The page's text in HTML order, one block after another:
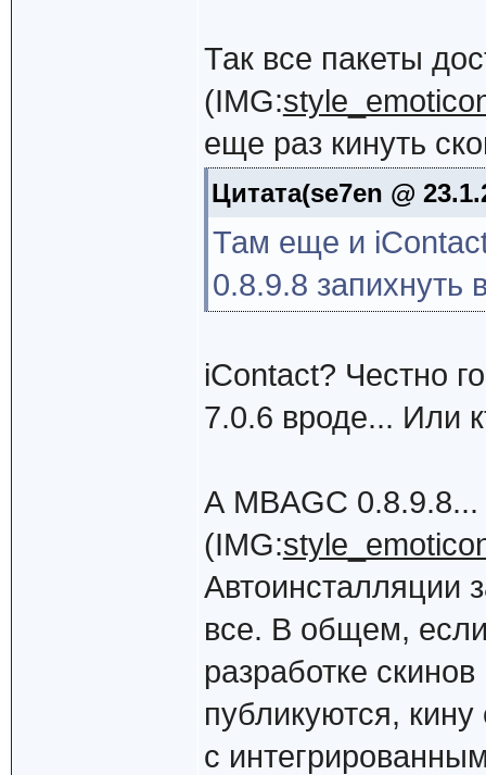
Так все пакеты
(IMG:
еще раз кинуть
Цитата(se7en @
Там еще и
0.8.9.8 запихнуть
iContact? Честно
7.0.6 вроде... Или
А MBAGC 0.8.9.8...
(IMG:
Автоинсталляции
все. В общем,
разработке
публикуются,
с